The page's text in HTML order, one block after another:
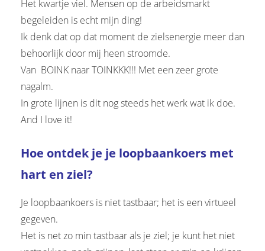
Het kwartje viel. Mensen op de arbeidsmarkt
begeleiden is echt mijn ding!
Ik denk dat op dat moment de zielsenergie meer dan
behoorlijk door mij heen stroomde.
Van BOINK naar TOINKKK!!! Met een zeer grote
nagalm.
In grote lijnen is dit nog steeds het werk wat ik doe.
And I love it!
Hoe ontdek je je loopbaankoers met
hart en ziel?
Je loopbaankoers is niet tastbaar; het is een virtueel
gegeven.
Het is net zo min tastbaar als je ziel; je kunt het niet